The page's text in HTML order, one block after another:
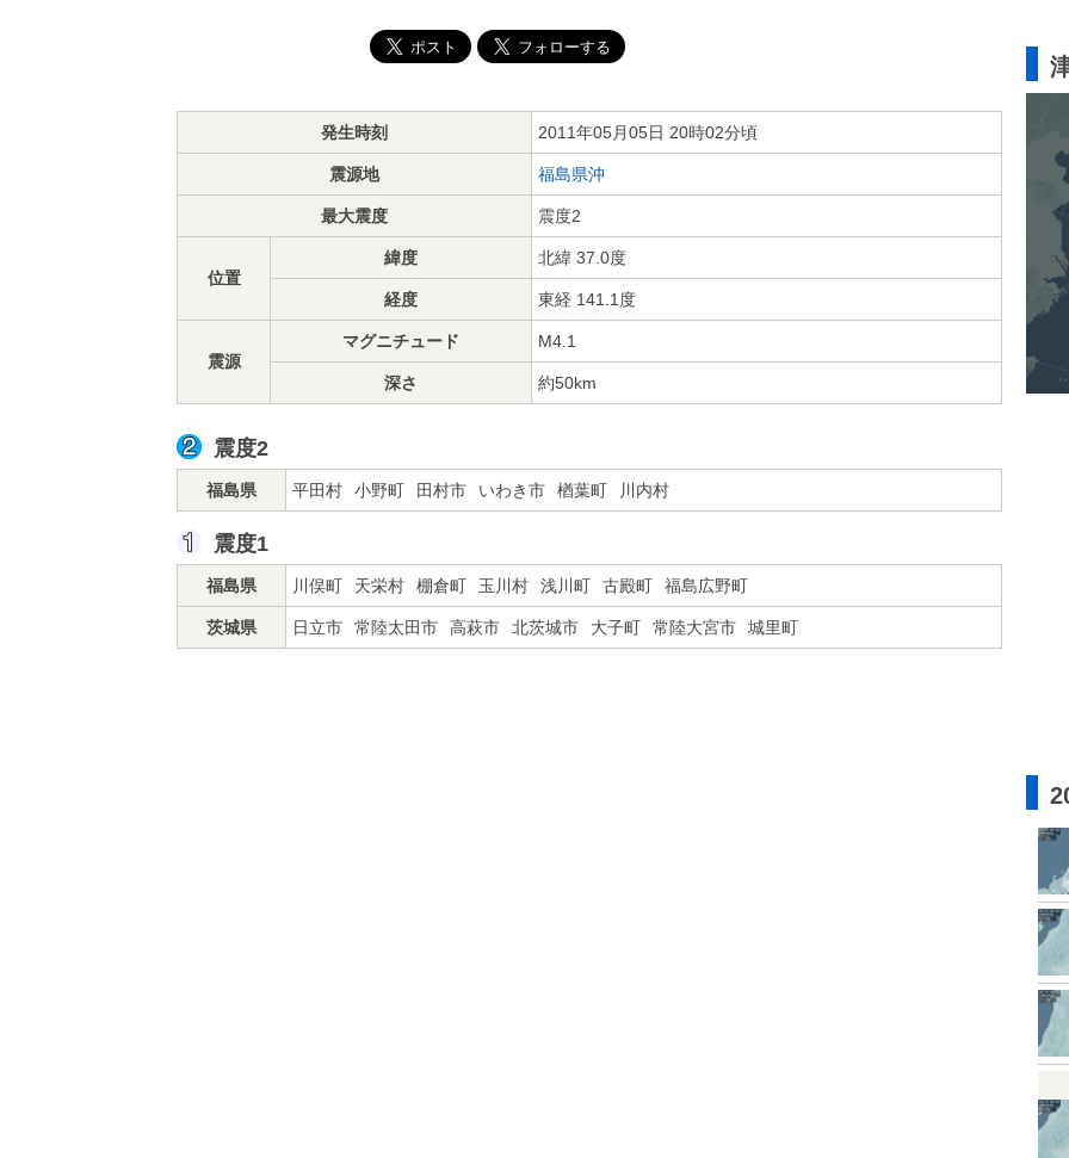
発生時刻 2011年05月05日 20時02分頃
震源地 福島県沖
最大震度 震度2
位置
緯度 北緯 37.0度
経度 東経 141.1度
震源
マグニチュード M4.1
深さ 約50km
震度2
福島県 平田村 小野町 田村市 いわき市 楢葉町 川内村
震度1
福島県 川俣町 天栄村 棚倉町 玉川村 浅川町 古殿町 福島広野町
茨城県 日立市 常陸太田市 高萩市 北茨城市 大子町 常陸大宮市 城里町